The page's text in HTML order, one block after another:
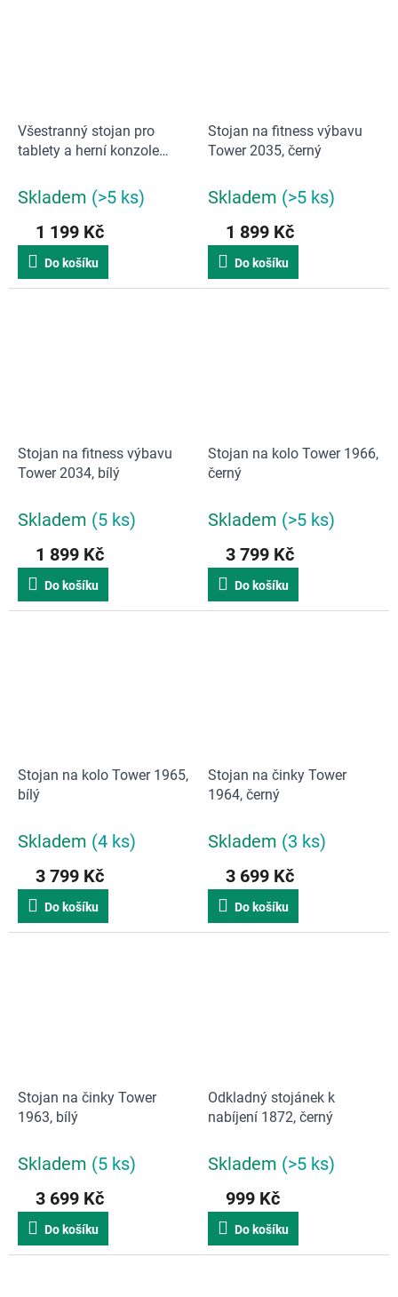
Všestranný stojan pro
tablety a herní konzole
Skladem (>5 ks)
1 199 Kč
Do košíku
Stojan na fitness výbavu
Tower 2035, černý
Skladem (>5 ks)
1 899 Kč
Do košíku
Stojan na fitness výbavu
Tower 2034, bílý
Skladem (5 ks)
1 899 Kč
Do košíku
Stojan na kolo Tower 1966,
černý
Skladem (>5 ks)
3 799 Kč
Do košíku
Stojan na kolo Tower 1965,
bílý
Skladem (4 ks)
3 799 Kč
Do košíku
Stojan na činky Tower
1964, černý
Skladem (3 ks)
3 699 Kč
Do košíku
Stojan na činky Tower
1963, bílý
Skladem (5 ks)
3 699 Kč
Do košíku
Odkladný stojánek k
nabíjení 1872, černý
Skladem (>5 ks)
999 Kč
Do košíku